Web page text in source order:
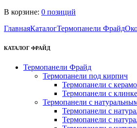
В корзине: 0 позиций
ГлавнаяКаталогТермопанели Фрайд
КАТАЛОГ ФРАЙД
Термопанели Фрайд
Термопанели под кирпич
Термопанели с
Термопанели с
Термопанели с
Термопанели с
Термопанели с